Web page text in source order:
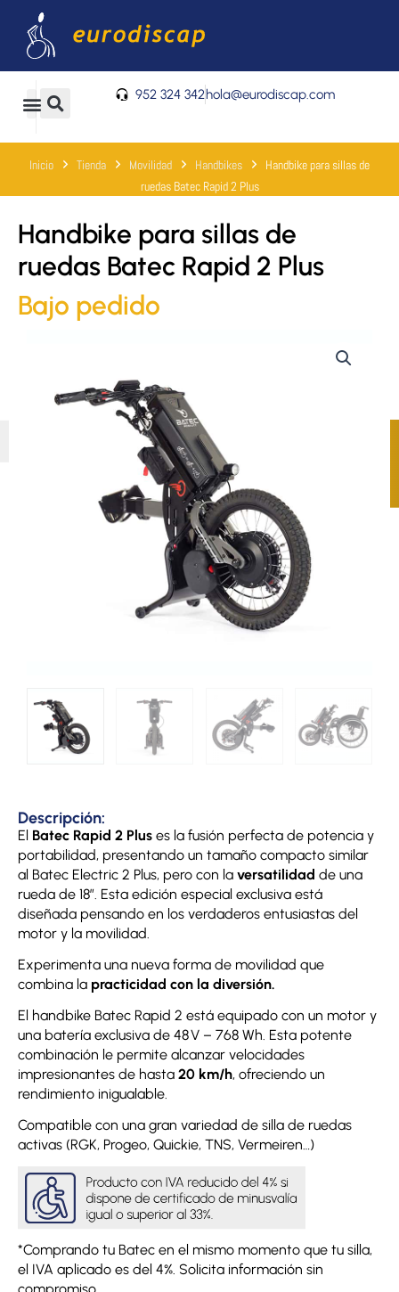
contenido
0
Carrito 952 324 342hola@eurodiscap.com
Inicio Tienda Movilidad Handbikes
Handbike para sillas de
ruedas Batec Rapid 2 Plus
Handbike para sillas de
ruedas Batec Rapid 2 Plus
Bajo pedido
Descripción:
El Batec Rapid 2 Plus es la fusión perfecta de potencia y
portabilidad, presentando un tamaño compacto similar
al Batec Electric 2 Plus, pero con la versatilidad de una
rueda de 18”. Esta edición especial exclusiva está
diseñada pensando en los verdaderos entusiastas del
motor y la movilidad.
Experimenta una nueva forma de movilidad que
combina la practicidad con la diversión.
El handbike Batec Rapid 2 está equipado con un motor y
una batería exclusiva de 48 V – 768 Wh. Esta potente
combinación le permite alcanzar velocidades
impresionantes de hasta 20 km/h, ofreciendo un
rendimiento inigualable.
Compatible con una gran variedad de silla de ruedas
activas (RGK, Progeo, Quickie, TNS, Vermeiren…)
*Comprando tu Batec en el mismo momento que tu silla,
el IVA aplicado es del 4%. Solicita información sin